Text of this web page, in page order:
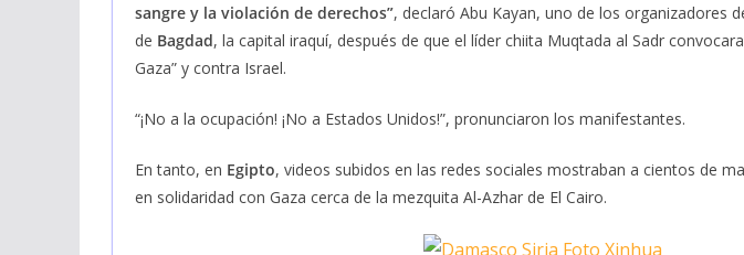
sangre y la violación de derechos”, declaró Abu Kayan, uno de los organizadores
de Bagdad, la capital iraquí, después de que el líder chiita Muqtada al Sadr
Gaza” y contra Israel.
“¡No a la ocupación! ¡No a Estados Unidos!”, pronunciaron los manifestantes.
En tanto, en Egipto, videos subidos en las redes sociales mostraban a cientos de
en solidaridad con Gaza cerca de la mezquita Al-Azhar de El Cairo.